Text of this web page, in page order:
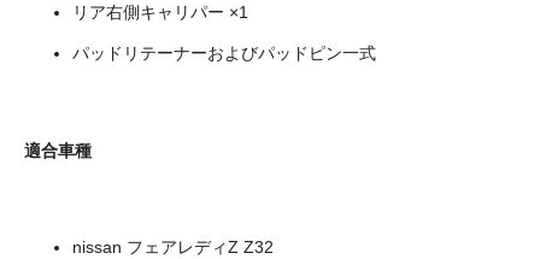
リア右側キャリパー ×1
パッドリテーナーおよびパッドピン一式
適合車種
nissan フェアレディZ Z32